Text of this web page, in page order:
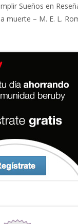
Sueños en
muerte – M. E. L.